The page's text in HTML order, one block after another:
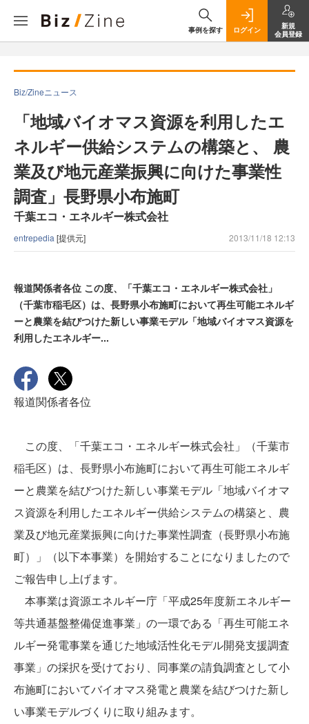
事例を探す ログイン
新規
会員登録
Biz/Zineニュース
「地域バイオマス資源を利用したエ
ネルギー供給システムの構築と、 農
業及び地元産業振興に向けた事業性
調査」長野県小布施町
千葉エコ・エネルギー株式会社
entrepedia [提供元] 2013/11/18 12:13
報道関係者各位 この度、「千葉エコ・エネルギー株式会社」
（千葉市稲毛区）は、長野県小布施町において再生可能エネルギ
ーと農業を結びつけた新しい事業モデル「地域バイオマス資源を
利用したエネルギー...
報道関係者各位
この度、「千葉エコ・エネルギー株式会社」（千葉市
稲毛区）は、長野県小布施町において再生可能エネルギ
ーと農業を結びつけた新しい事業モデル「地域バイオマ
ス資源を利用したエネルギー供給システムの構築と、農
業及び地元産業振興に向けた事業性調査（長野県小布施
町）」（以下本事業）を開始することになりましたので
ご報告申し上げます。
本事業は資源エネルギー庁「平成25年度新エネルギー
等共通基盤整備促進事業」の一環である「再生可能エネ
ルギー発電事業を通じた地域活性化モデル開発支援調査
事業」の採択を受けており、同事業の請負調査として小
布施町においてバイオマス発電と農業を結びつけた新し
い事業モデルづくりに取り組みます。